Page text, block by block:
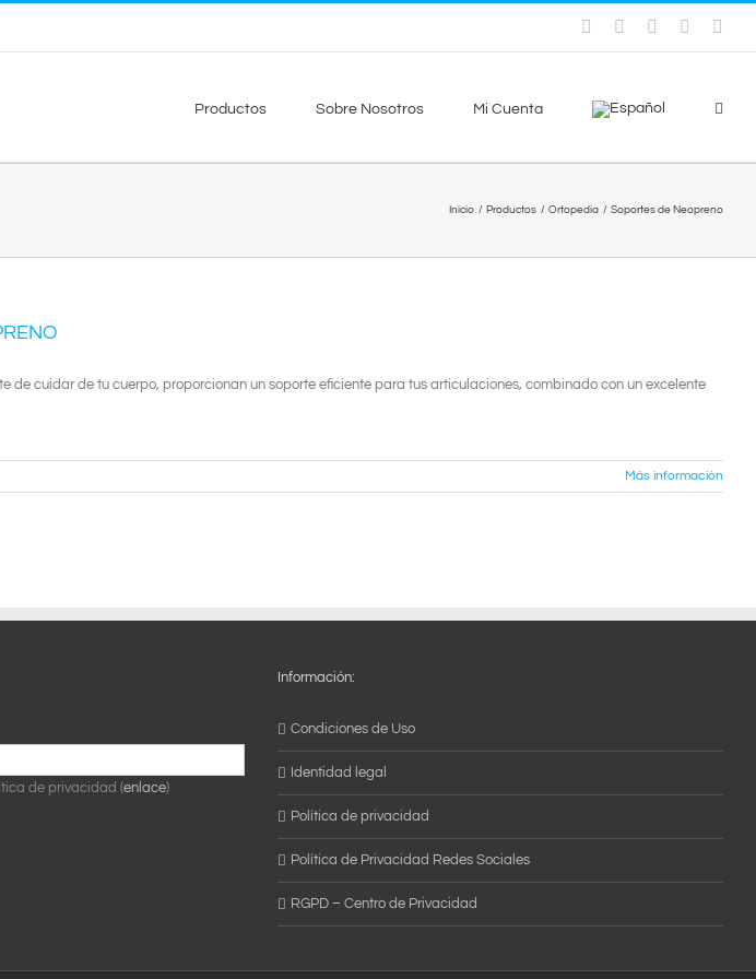
InstagramFacebook YouTube
Productos Sobre Nosotros Mi Cuenta
Inicio Productos Ortopedia Soportes de Neopreno
de cuidar de tu cuerpo, proporcionan un soporte eficiente para tus articulaciones, combinado con un excelente
Más información
de privacidad (enlace)
Información:
Condiciones de Uso
Identidad legal
Política de privacidad
Política de Privacidad Redes Sociales
RGPD – Centro de Privacidad